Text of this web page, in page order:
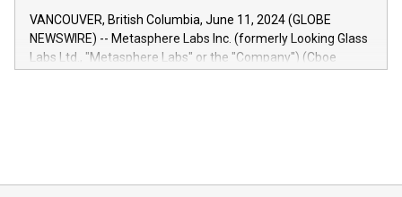
of the Relay42 Insights module, in pre-beta version Key
capabilities of the Relay42 Insights module include: Deep
insights into customer behaviors: With the Relay42 Insights
module, marketers can ask unlimited questions about their
VANCOUVER, British Columbia, June 11, 2024 (GLOBE
NEWSWIRE) -- Metasphere Labs Inc. (formerly Looking Glass
Labs Ltd., "Metasphere Labs" or the "Company") (Cboe
mining.Energy Market Dynamics: Explore how Bitcoin mining